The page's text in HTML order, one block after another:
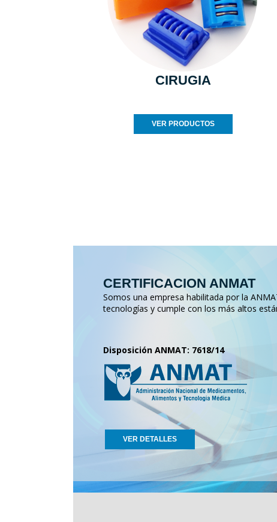
CIRUGIA
VER PRODUCTOS
CERTIFICACION ANMAT
Somos una empresa habilitada por la
tecnologías y cumple con los más altos
Disposición ANMAT: 7618/14
VER DETALLES